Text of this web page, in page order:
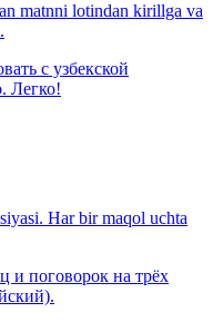
matnni lotindan kirillga va
с узбекской
Легко!
Har bir maqol uchta
и поговорок на трёх